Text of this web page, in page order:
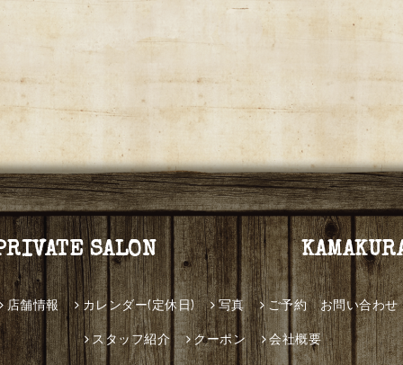
SALON
店舗情報 カレンダー(定休日) 写真 ご予約 お問い合わせ
スタッフ紹介 クーポン 会社概要